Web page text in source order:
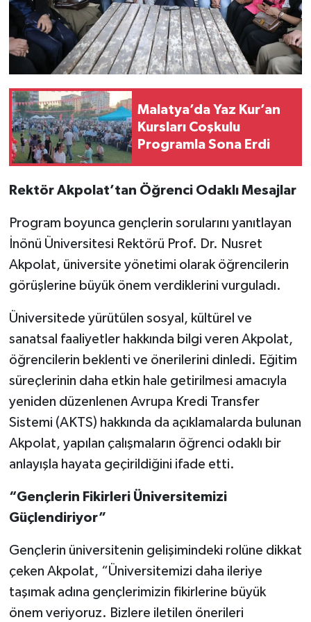
Malatya’da Yaz Kur’an
Kursları Coşkulu
Programla Sona Erdi
Rektör Akpolat’tan Öğrenci Odaklı Mesajlar
Program boyunca gençlerin sorularını yanıtlayan
İnönü Üniversitesi Rektörü Prof. Dr. Nusret
Akpolat, üniversite yönetimi olarak öğrencilerin
görüşlerine büyük önem verdiklerini vurguladı.
Üniversitede yürütülen sosyal, kültürel ve
sanatsal faaliyetler hakkında bilgi veren Akpolat,
öğrencilerin beklenti ve önerilerini dinledi. Eğitim
süreçlerinin daha etkin hale getirilmesi amacıyla
yeniden düzenlenen Avrupa Kredi Transfer
Sistemi (AKTS) hakkında da açıklamalarda bulunan
Akpolat, yapılan çalışmaların öğrenci odaklı bir
anlayışla hayata geçirildiğini ifade etti.
“Gençlerin Fikirleri Üniversitemizi
Güçlendiriyor”
Gençlerin üniversitenin gelişimindeki rolüne dikkat
çeken Akpolat, “Üniversitemizi daha ileriye
taşımak adına gençlerimizin fikirlerine büyük
önem veriyoruz. Bizlere iletilen önerileri